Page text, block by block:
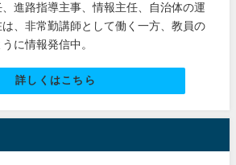
進路指導主事、情報主任、自治体の運
、非常勤講師として働く一方、教員の
に情報発信中。
詳しくはこちら